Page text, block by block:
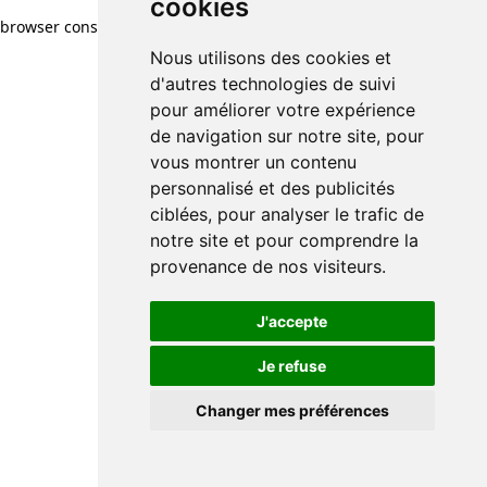
cookies
Nous utilisons des cookies et
d'autres technologies de suivi
pour améliorer votre expérience
de navigation sur notre site, pour
vous montrer un contenu
personnalisé et des publicités
ciblées, pour analyser le trafic de
notre site et pour comprendre la
provenance de nos visiteurs.
J'accepte
Je refuse
Changer mes préférences
browser console for more information)